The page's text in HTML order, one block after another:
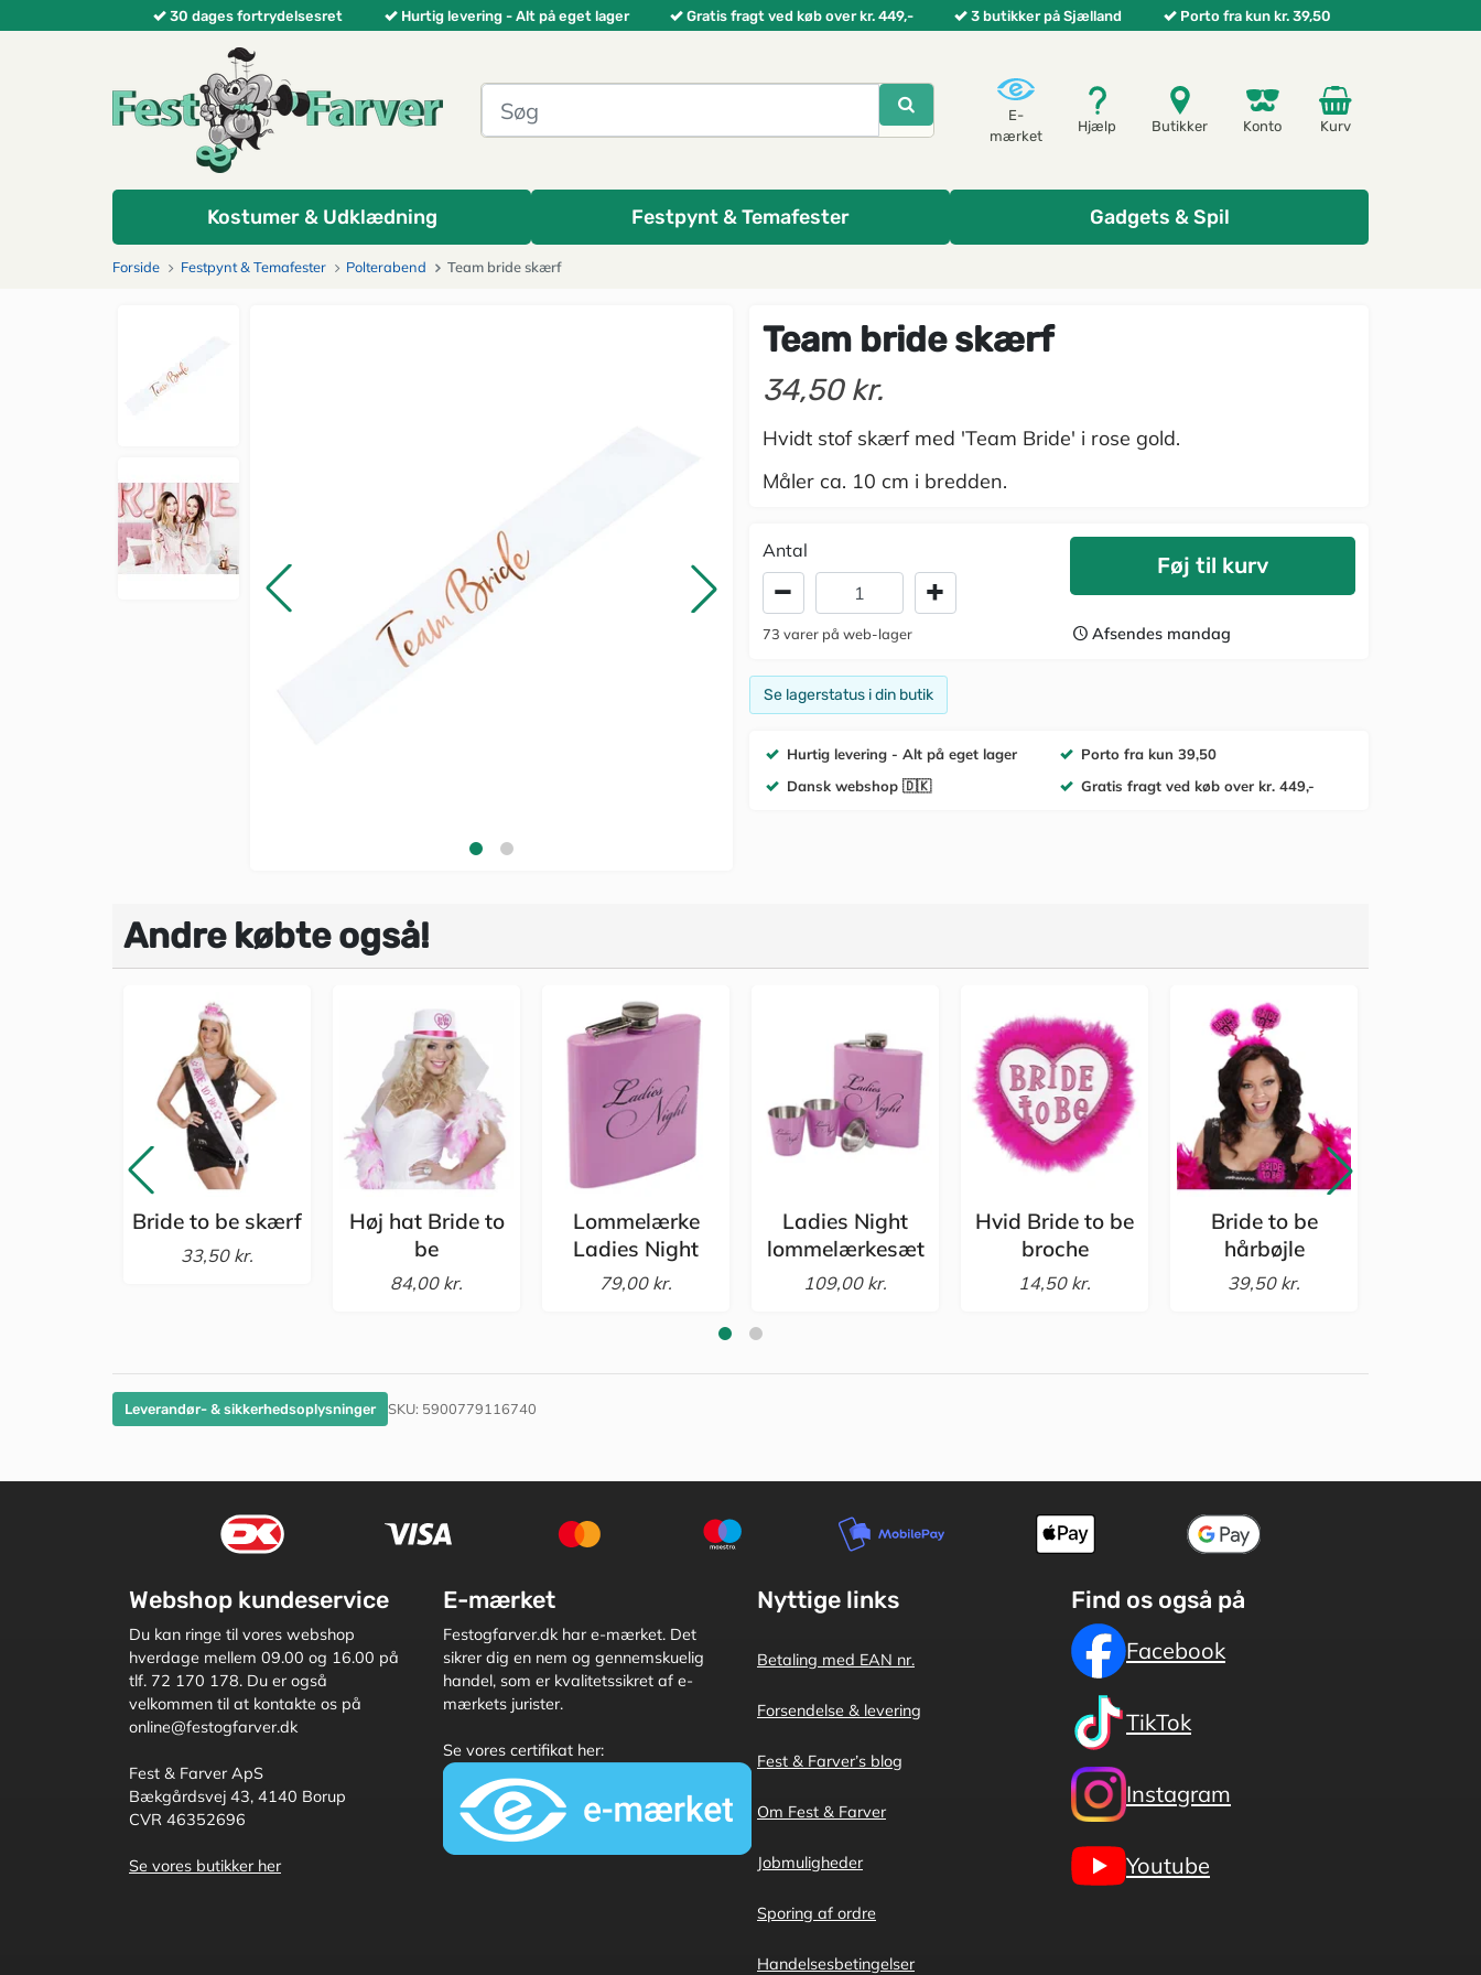
30 dages fortrydelsesret Hurtig levering - Alt på eget lager Gratis fragt ved køb over kr. 449,- 3 butikker på Sjælland Porto fra kun kr. 39,50
E-
mærket
Hjælp Butikker Konto Kurv
Kostumer & Udklædning Festpynt & Temafester Gadgets & Spil
Forside Festpynt & Temafester Polterabend Team bride skærf
Team bride skærf
34,50 kr.
Hvidt stof skærf med 'Team Bride' i rose gold.
Måler ca. 10 cm i bredden.
Antal
Føj til kurv
73 varer på web-lager Afsendes mandag
Se lagerstatus i din butik
Hurtig levering - Alt på eget lager
Porto fra kun 39,50
Dansk webshop 🇩🇰
Gratis fragt ved køb over kr. 449,-
Andre købte også!
Bride to be skærf
33,50 kr.
Høj hat Bride to
be
84,00 kr.
Lommelærke
Ladies Night
79,00 kr.
Ladies Night
lommelærkesæt
109,00 kr.
Hvid Bride to be
broche
14,50 kr.
Bride to be
hårbøjle
39,50 kr.
Leverandør- & sikkerhedsoplysninger SKU: 5900779116740
Webshop kundeservice
Du kan ringe til vores webshop
hverdage mellem 09.00 og 16.00 på
tlf. 72 170 178. Du er også
velkommen til at kontakte os på
online@festogfarver.dk
Fest & Farver ApS
Bækgårdsvej 43, 4140 Borup
CVR 46352696
Se vores butikker her
E-mærket
Festogfarver.dk har e-mærket. Det
sikrer dig en nem og gennemskuelig
handel, som er kvalitetssikret af e-
mærkets jurister.
Se vores certifikat her:
Nyttige links
Betaling med EAN nr.
Forsendelse & levering
Fest & Farver’s blog
Om Fest & Farver
Jobmuligheder
Sporing af ordre
Handelsesbetingelser
Find os også på
Facebook
TikTok
Instagram
Youtube